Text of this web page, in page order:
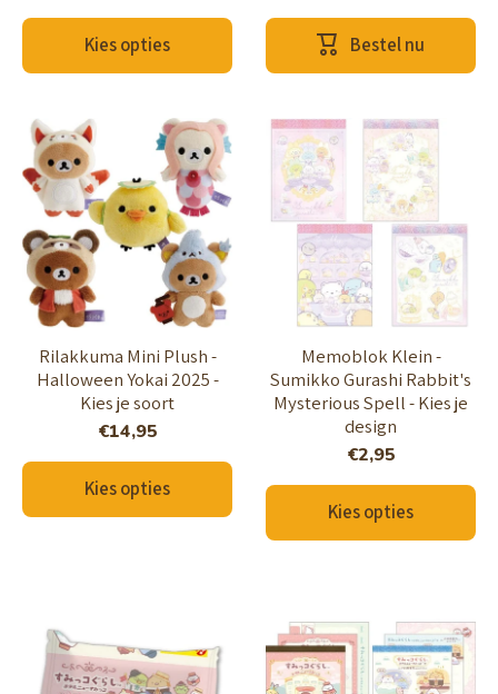
Kies opties Bestel nu
Rilakkuma Mini Plush -
Halloween Yokai 2025 -
Kies je soort
€14,95
Kies opties
Memoblok Klein -
Sumikko Gurashi Rabbit's
Mysterious Spell - Kies je
design
€2,95
Kies opties